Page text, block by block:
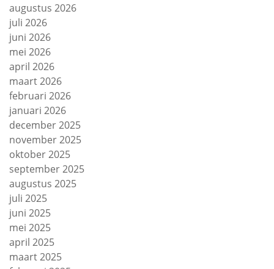
augustus 2026
juli 2026
juni 2026
mei 2026
april 2026
maart 2026
februari 2026
januari 2026
december 2025
november 2025
oktober 2025
september 2025
augustus 2025
juli 2025
juni 2025
mei 2025
april 2025
maart 2025